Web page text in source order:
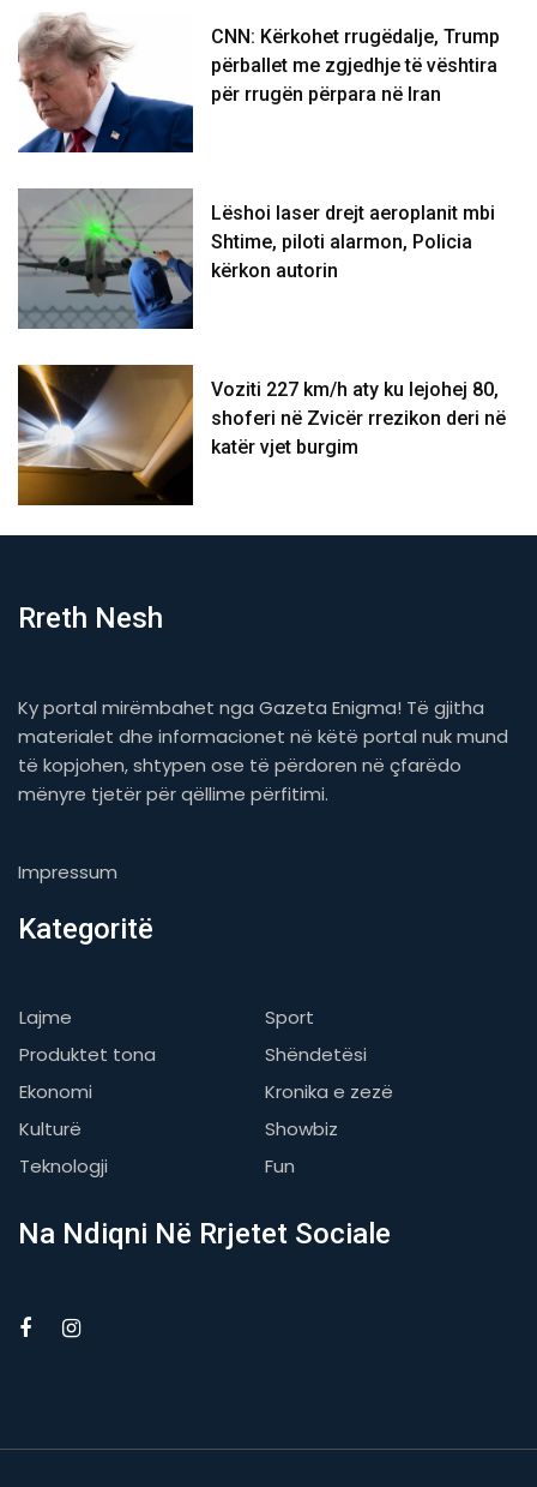
CNN: Kërkohet rrugëdalje, Trump
përballet me zgjedhje të vështira
për rrugën përpara në Iran
Lëshoi laser drejt aeroplanit mbi
Shtime, piloti alarmon, Policia
kërkon autorin
Voziti 227 km/h aty ku lejohej 80,
shoferi në Zvicër rrezikon deri në
katër vjet burgim
Rreth Nesh
Ky portal mirëmbahet nga Gazeta Enigma! Të gjitha
materialet dhe informacionet në këtë portal nuk mund
të kopjohen, shtypen ose të përdoren në çfarëdo
mënyre tjetër për qëllime përfitimi.
Impressum
Kategoritë
Lajme
Sport
Produktet tona
Shëndetësi
Ekonomi
Kronika e zezë
Kulturë
Showbiz
Teknologji
Fun
Na Ndiqni Në Rrjetet Sociale